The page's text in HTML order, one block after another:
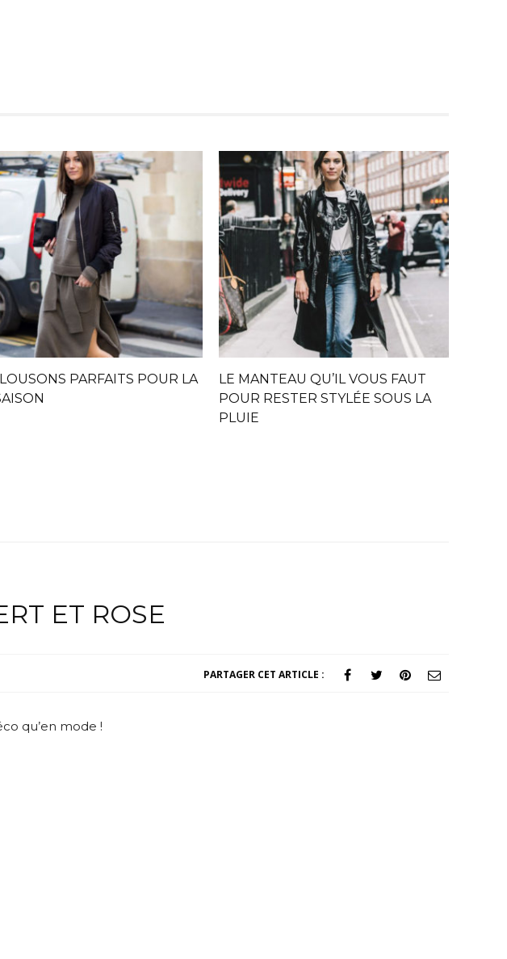
PARFAITS POUR LA
LE MANTEAU QU’IL VOUS FAUT
POUR RESTER STYLÉE SOUS LA
PLUIE
ET ROSE
PARTAGER CET ARTICLE :
qu’en mode !